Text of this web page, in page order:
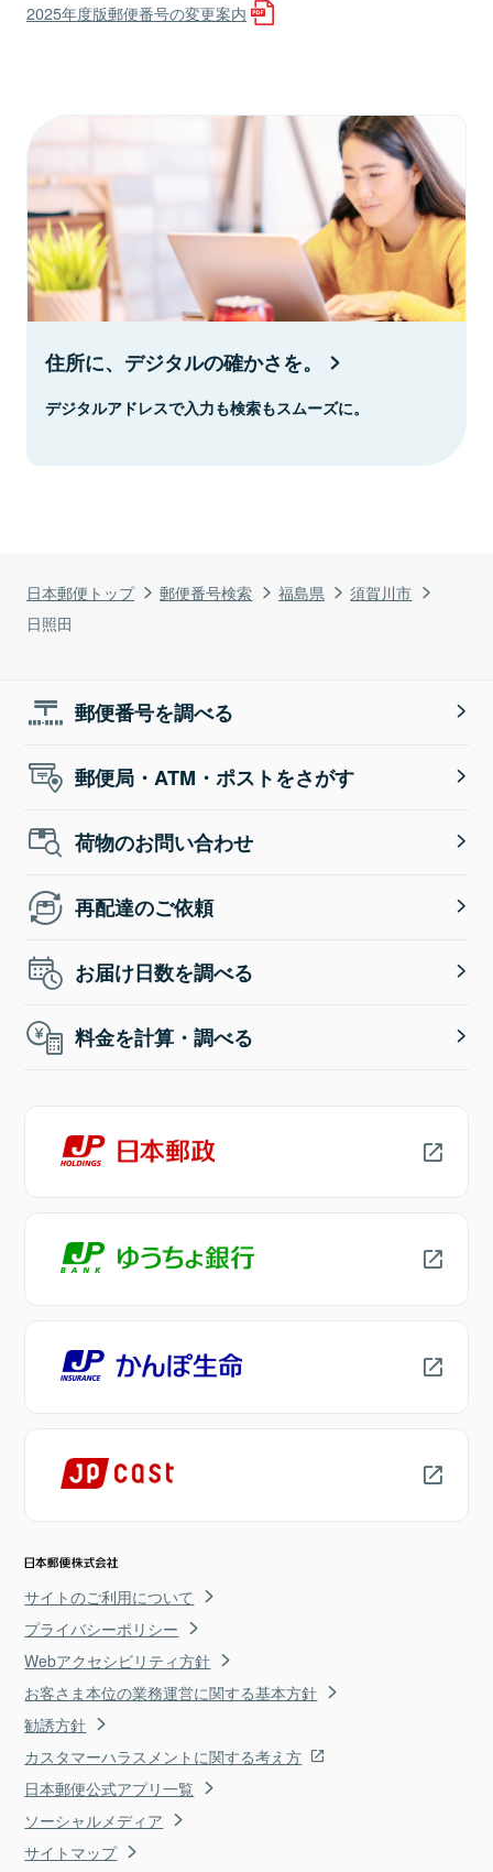
日本郵便トップ 郵便番号検索 福島県
須賀川市
日照田
2025年度版郵便番号の変更案内
住所に、デジタルの確かさを。
デジタルアドレスで入力も検索もスムーズに。
郵便番号を調べる
郵便局・ATM・ポストをさがす
荷物のお問い合わせ
再配達のご依頼
お届け日数を調べる
料金を計算・調べる
サイトのご利用について
プライバシーポリシー
Webアクセシビリティ方針
お客さま本位の業務運営に関する基本方針
勧誘方針
カスタマーハラスメントに関する考え方
日本郵便公式アプリ一覧
ソーシャルメディア
サイトマップ